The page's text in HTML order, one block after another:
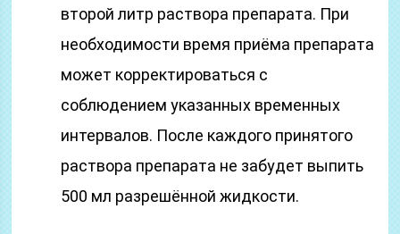
второй литр раствора препарата. При
необходимости время приёма препарата
может корректироваться с
соблюдением указанных временных
интервалов. После каждого принятого
раствора препарата не забудет выпить
500 мл разрешённой жидкости.